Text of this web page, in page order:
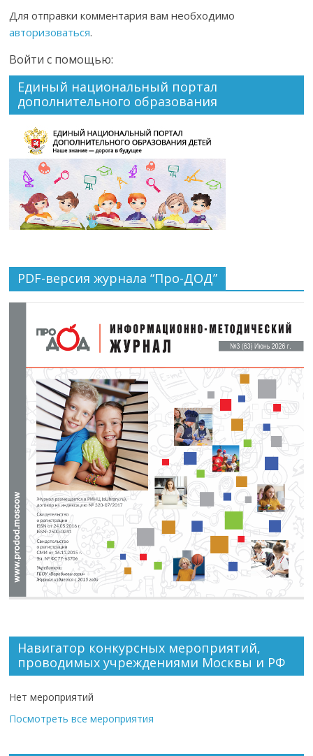
Для отправки комментария вам необходимо
авторизоваться.
Войти с помощью:
Единый национальный портал
дополнительного образования
PDF-версия журнала “Про-ДОД”
Навигатор конкурсных мероприятий,
проводимых учреждениями Москвы и РФ
Нет мероприятий
Посмотреть все мероприятия